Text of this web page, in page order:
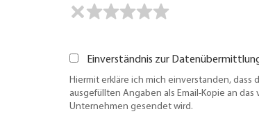
Einverständnis zur
Hiermit erkläre ich mich einverstanden, dass
ausgefüllten Angaben als Email-Kopie an das
Unternehmen gesendet wird.